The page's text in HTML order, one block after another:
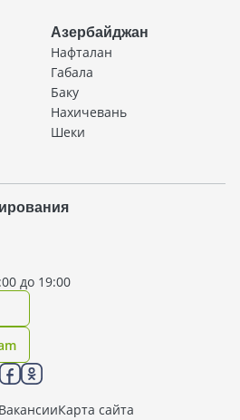
Азербайджан
Нафталан
Габала
Баку
Нахичевань
Шеки
до 19:00
ВакансииКарта сайта